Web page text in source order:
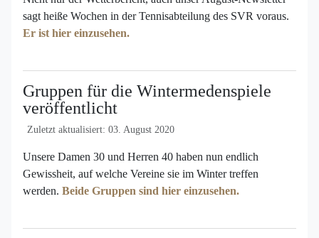
sagt heiße Wochen in der Tennisabteilung des SVR voraus.
Er ist hier einzusehen.
Gruppen für die Wintermedenspiele
veröffentlicht
Zuletzt aktualisiert: 03. August 2020
Unsere Damen 30 und Herren 40 haben nun endlich
Gewissheit, auf welche Vereine sie im Winter treffen
werden. Beide Gruppen sind hier einzusehen.